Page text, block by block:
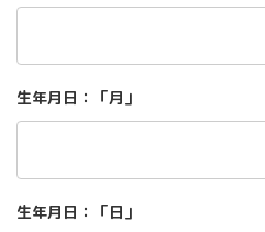
生年月日：「月」
生年月日：「日」